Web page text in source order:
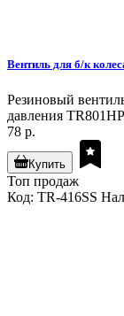
Вентиль для б/к
Резиновый
давления
78 р.
Купить
Топ продаж
Код: TR-416SS